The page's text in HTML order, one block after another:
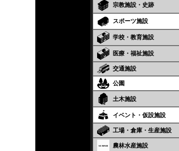
宗教施設・史跡
スポーツ施設
学校・教育施設
医療・福祉施設
交通施設
公園
土木施設
イベント・仮設施設
工場・倉庫・生産施設
農林水産施設